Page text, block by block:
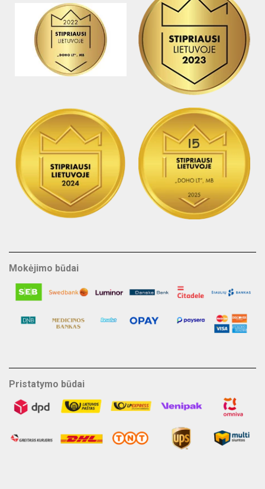
Mokėjimo būdai
Pristatymo būdai